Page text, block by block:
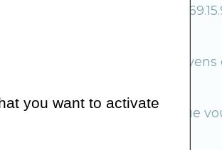
soit en contactant le
Paris-Saclay).
14h00 à 18h00.Tous les moyens
et à des radios. Sachez que
Nord-Essonne.
you want to activate